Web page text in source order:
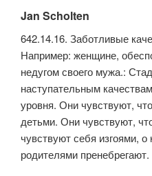
Jan Scholten
642.14.16. Заботливые
Например: женщине,
недугом своего мужа.:
наступательным
уровня. Они чувствуют,
детьми. Они чувствуют,
чувствуют себя изгоями,
родителями пренебрегают.